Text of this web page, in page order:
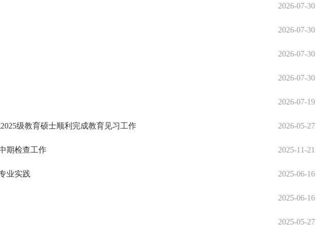
2026-07-30
2026-07-30
2026-07-30
2026-07-30
2026-07-19
级教育硕士顺利完成教育见习工作 2026-05-27
期检查工作 2025-11-21
业实践 2025-06-16
2025-06-16
2025-05-27